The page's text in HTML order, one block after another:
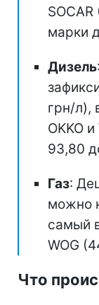
марки
Дизель
грн/л),
OKKO
93,80
Газ:
можно
самый
WOG
Что